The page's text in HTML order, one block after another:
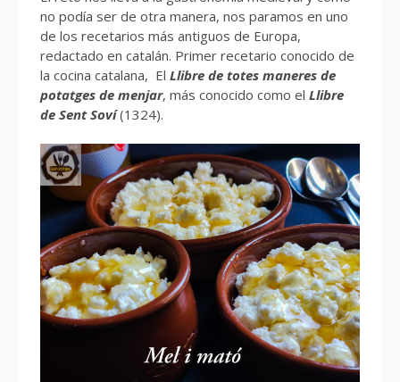
no podía ser de otra manera, nos paramos en uno
de los recetarios más antiguos de Europa,
redactado en catalán. Primer recetario conocido de
la cocina catalana, El Llibre de totes maneres de
potatges de menjar, más conocido como el Llibre
de Sent Soví(1324).